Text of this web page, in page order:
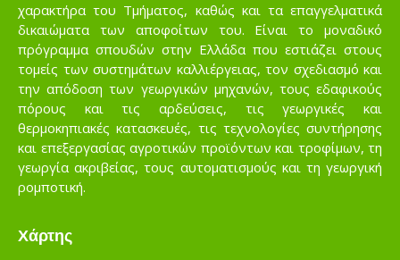
χαρακτήρα του Τμήματος, καθώς και τα επαγγελματικά
δικαιώματα των αποφοίτων του. Είναι το μοναδικό
πρόγραμμα σπουδών στην Ελλάδα που εστιάζει στους
τομείς των συστημάτων καλλιέργειας, τον σχεδιασμό και
την απόδοση των γεωργικών μηχανών, τους εδαφικούς
πόρους και τις αρδεύσεις, τις γεωργικές και
θερμοκηπιακές κατασκευές, τις τεχνολογίες συντήρησης
και επεξεργασίας αγροτικών προϊόντων και τροφίμων, τη
γεωργία ακριβείας, τους αυτοματισμούς και τη γεωργική
ρομποτική.
Χάρτης